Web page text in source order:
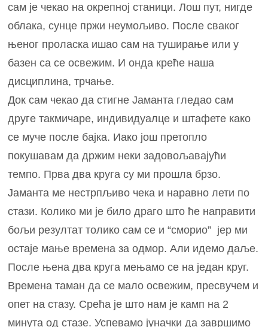
сам је чекао на окрепној станици. Лош пут, нигде
облака, сунце пржи неумољиво. После сваког
њеног проласка ишао сам на туширање или у
базен са се освежим. И онда креће наша
дисциплина, трчање.
Док сам чекао да стигне Јаманта гледао сам
друге такмичаре, индивидуалце и штафете како
се муче после бајка. Иако још претопло
покушавам да држим неки задовољавајући
темпо. Прва два круга су ми прошла брзо.
Јаманта ме нестрпљиво чека и наравно лети по
стази. Колико ми је било драго што ће направити
бољи резултат толико сам се и “сморио” јер ми
остаје мање времена за одмор. Али идемо даље.
После њена два круга мењамо се на један круг.
Времена таман да се мало освежим, пресвучем и
опет на стазу. Срећа је што нам је камп на 2
минута од стазе. Успевамо јуначки да завршимо